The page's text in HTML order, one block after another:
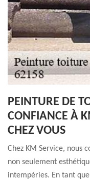
PEINTURE DE
CONFIANCE À
CHEZ VOUS
Chez KM Service, nous
non seulement
intempéries. En tant